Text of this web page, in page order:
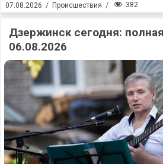
07.08.2026 / Происшествия / 382
Дзержинск сегодня:
06.08.2026